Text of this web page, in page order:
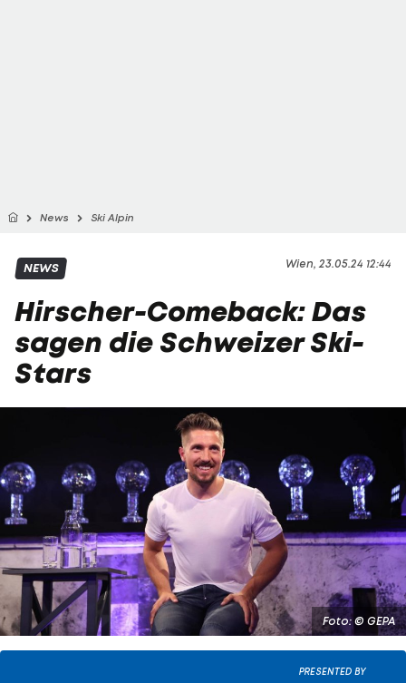
News Ski Alpin
Wien, 23.05.24 12:44
NEWS
Hirscher-Comeback: Das
sagen die Schweizer Ski-
Stars
Foto: © GEPA
PRESENTED BY